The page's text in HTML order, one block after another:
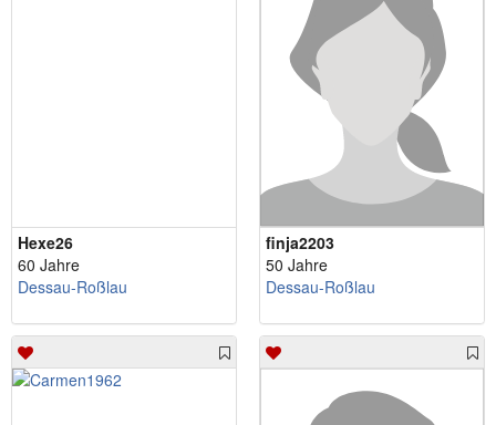
Hexe26
60 Jahre
Dessau-Roßlau
finja2203
50 Jahre
Dessau-Roßlau